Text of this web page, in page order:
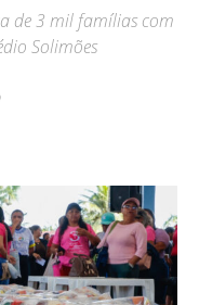
de 3 mil famílias com
Solimões